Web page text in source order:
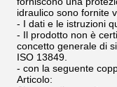
idraulico sono fornite
- I dati e le istruzioni
- Il prodotto non è
concetto generale di
ISO 13849.
- con la seguente
Articolo: